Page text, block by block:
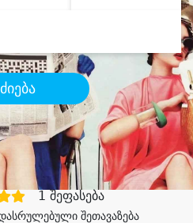
ძიება
მომსახურება
შეთავაზება
1 შეფასება